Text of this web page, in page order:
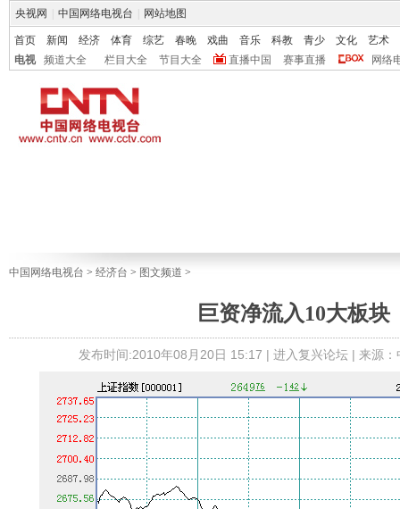
央视网 中国网络电视台 网站地图
首页 新闻 经济 体育 综艺 春晚 戏曲 音乐 科教 青少 文化
艺术
电视
频道大全 栏目大全 节目大全 直播中国 赛事直播 网络
中国网络电视台 > 经济台 > 图文频道 >
巨资净流入10大板块
发布时间:2010年08月20日 15:17 | 进入复兴论坛| 来源：